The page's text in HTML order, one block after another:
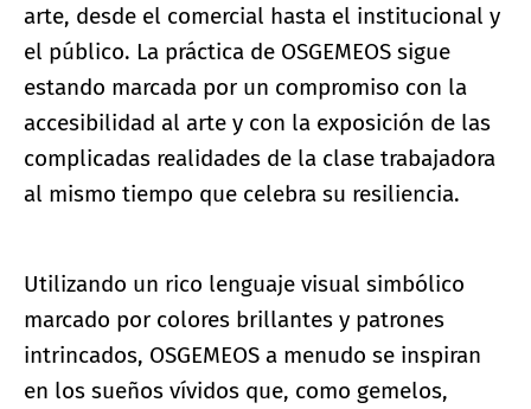
arte, desde el comercial hasta el institucional y
el público. La práctica de OSGEMEOS sigue
estando marcada por un compromiso con la
accesibilidad al arte y con la exposición de las
complicadas realidades de la clase trabajadora
al mismo tiempo que celebra su resiliencia.
Utilizando un rico lenguaje visual simbólico
marcado por colores brillantes y patrones
intrincados, OSGEMEOS a menudo se inspiran
en los sueños vívidos que, como gemelos,